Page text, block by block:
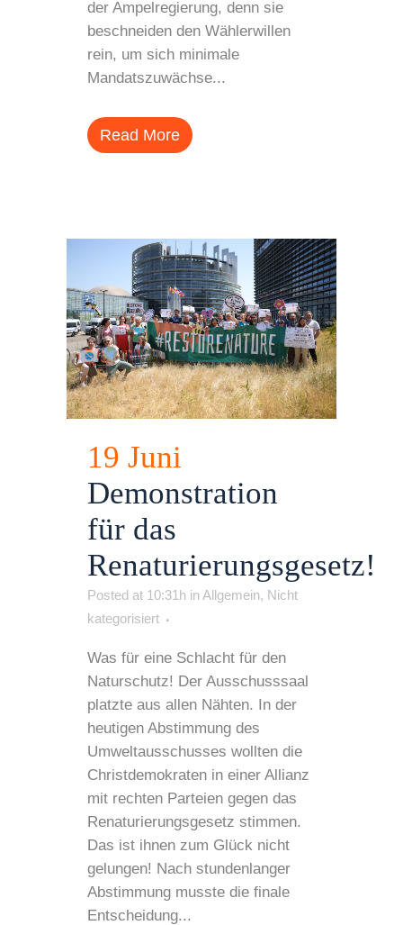
der Ampelregierung, denn sie
beschneiden den Wählerwillen
rein, um sich minimale
Mandatszuwächse...
Read More
19 Juni
Demonstration
für das
Renaturierungsgesetz!
Posted at 10:31h inAllgemein, Nicht
kategorisiert
Was für eine Schlacht für den
Naturschutz! Der Ausschusssaal
platzte aus allen Nähten. In der
heutigen Abstimmung des
Umweltausschusses wollten die
Christdemokraten in einer Allianz
mit rechten Parteien gegen das
Renaturierungsgesetz stimmen.
Das ist ihnen zum Glück nicht
gelungen! Nach stundenlanger
Abstimmung musste die finale
Entscheidung...